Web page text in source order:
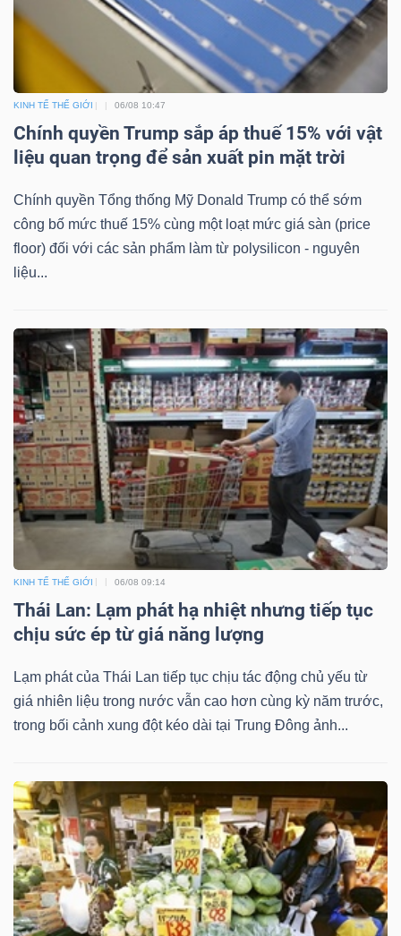
KINH TẾ THẾ GIỚI 06/08 10:47
Chính quyền Trump sắp áp thuế 15% với vật
liệu quan trọng để sản xuất pin mặt trời
Chính quyền Tổng thống Mỹ Donald Trump có thể sớm
công bố mức thuế 15% cùng một loạt mức giá sàn (price
floor) đối với các sản phẩm làm từ polysilicon - nguyên
liệu...
KINH TẾ THẾ GIỚI 06/08 09:14
Thái Lan: Lạm phát hạ nhiệt nhưng tiếp tục
chịu sức ép từ giá năng lượng
Lạm phát của Thái Lan tiếp tục chịu tác động chủ yếu từ
giá nhiên liệu trong nước vẫn cao hơn cùng kỳ năm trước,
trong bối cảnh xung đột kéo dài tại Trung Đông ảnh...